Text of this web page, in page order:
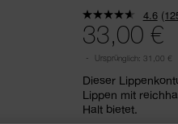
33,00 €
Ursprünglich: 31,00 €
Dieser
Lippen mit
Halt bietet.
4.6
Link